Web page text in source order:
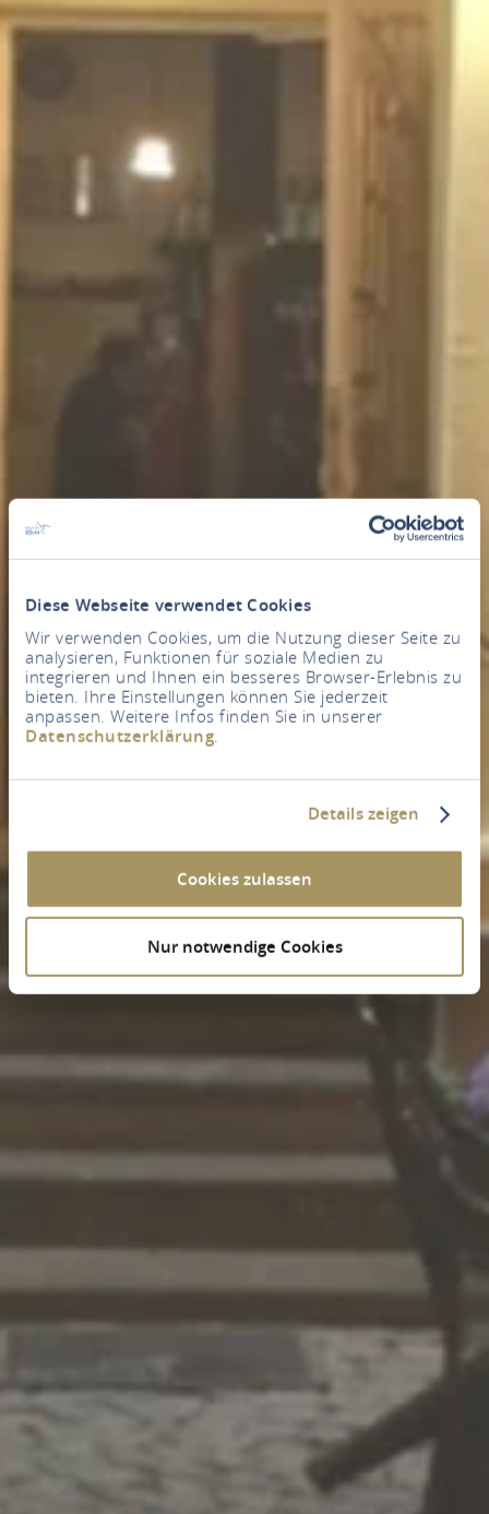
Diese Webseite verwendet Cookies
Wir verwenden Cookies, um die Nutzung dieser Seite zu
analysieren, Funktionen für soziale Medien zu
integrieren und Ihnen ein besseres Browser-Erlebnis zu
bieten. Ihre Einstellungen können Sie jederzeit
anpassen. Weitere Infos finden Sie in unserer
Datenschutzerklärung.
Details zeigen
Cookies zulassen
Nur notwendige Cookies